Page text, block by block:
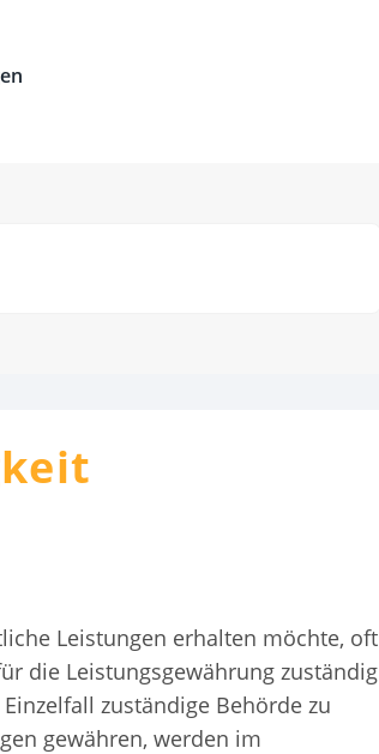
Leistungen erhalten möchte, oft
die Leistungsgewährung zuständig
zuständige Behörde zu
gewähren, werden im